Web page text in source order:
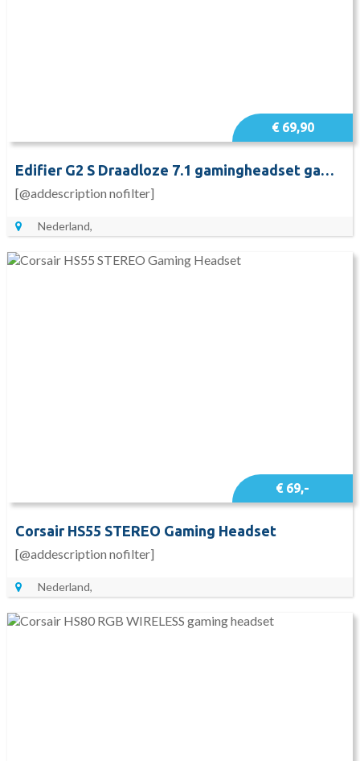
€ 69,90
Edifier G2 S Draadloze 7.1 gamingheadset gaming headset
[@addescription nofilter]
Nederland,
€ 69,-
Corsair HS55 STEREO Gaming Headset
[@addescription nofilter]
Nederland,